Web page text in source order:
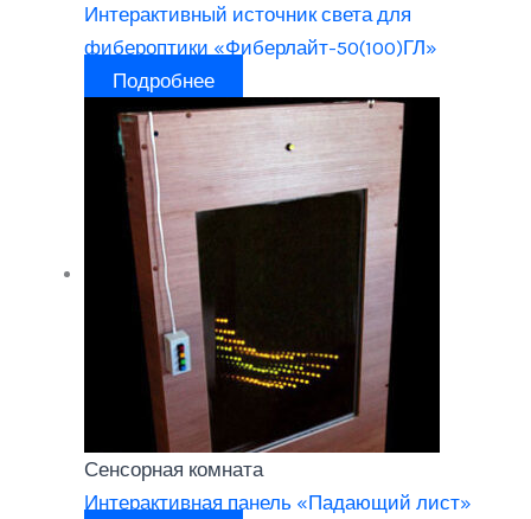
Интерактивный источник света для
фибероптики «Фиберлайт-50(100)ГЛ»
Подробнее
Сенсорная комната
Интерактивная панель «Падающий лист»